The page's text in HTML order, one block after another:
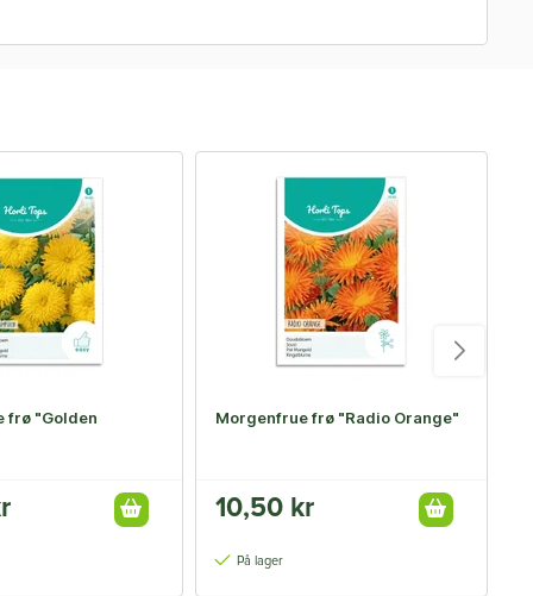
frø "Golden
Morgenfrue frø "Radio Orange"
10,50 kr
På lager